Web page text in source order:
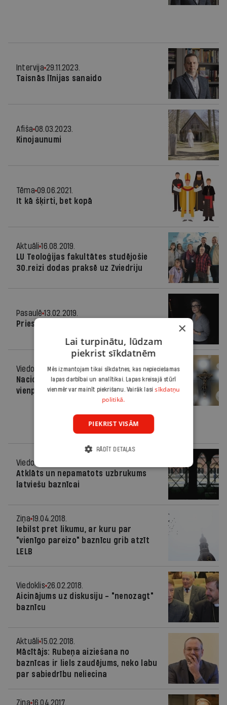
Intervija 29.11.2023.
Taisnās līnijas sanaido
Afiša 08.03.2023.
Kinojaunumi
Tēma 09.06.2021.
It kā šķirti, bet kopā
Aktuāli 16.08.2019.
LU Teoloģijas fakultātes studējošie
30.reizi dodas praksē uz Zviedriju
Pasaulē 13.02.2019.
Priestere, kas netic Dievam
Viedoklis
22.10.2018.
Nacionālās apvienības un „Saskaņas“
vienprātība
Viedoklis
Atklāts un nepamatots uzbrukums
latviešu baznīcai
Ziņa 19.04.2018.
Iebilst pret likumu, ar kuru par
"vienīgo pareizo" baznīcu grib atzīt
LELB
Viedoklis 26.02.2018.
Aicinājums uz diskusiju - "nenozagt"
baznīcu
Aktuāli 15.02.2018.
Mācītājs: Rubeņa aiziešana no
baznīcas ir liels zaudējums, neko labu
par sabiedrību neliecina
Ziņa 16.04.2017.
×
Lai turpinātu, lūdzam
piekrist sīkdatnēm
Mēs izmantojam tikai sīkdatnes, kas nepieciešamas
lapas darbībai un analītikai. Lapas kreisajā stūrī
vienmēr var mainīt piekrišanu. Vairāk lasisīkdatņu
politikā.
PIEKRIST VISĀM
RĀDĪT DETAĻAS